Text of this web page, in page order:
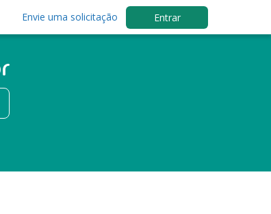
Envie uma solicitação Entrar